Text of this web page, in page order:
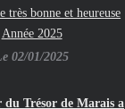
très bonne et heureuse
Année 2025
02/01/2025
du Trésor de Marais a